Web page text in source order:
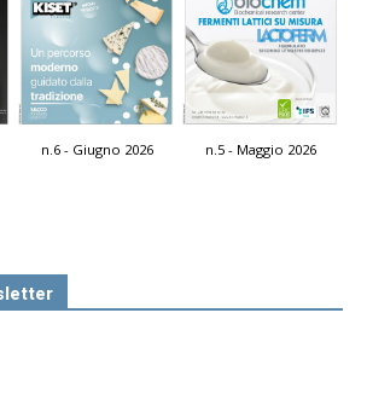
n.6 - Giugno 2026 n.5 - Maggio 2026